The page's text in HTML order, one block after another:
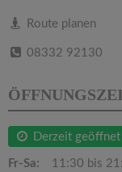
Route planen
08332 92130
Derzeit geöffnet
Fr-Sa:
11:30 bis
g
a
t